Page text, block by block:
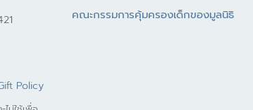
Policy
คณะกรรมการคุ้มครองเด็กของมูลนิธิ